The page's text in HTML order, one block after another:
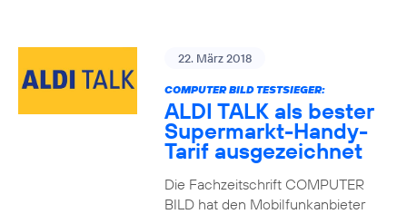
22. März 2018
COMPUTER BILD TESTSIEGER:
ALDI TALK als bester
Supermarkt-Handy-
Tarif ausgezeichnet
Die Fachzeitschrift COMPUTER
BILD hat den Mobilfunkanbieter